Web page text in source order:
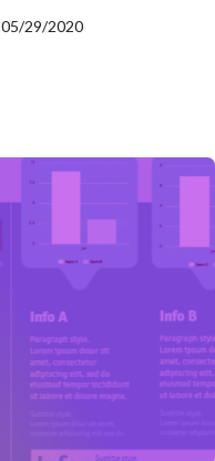
05/29/2020